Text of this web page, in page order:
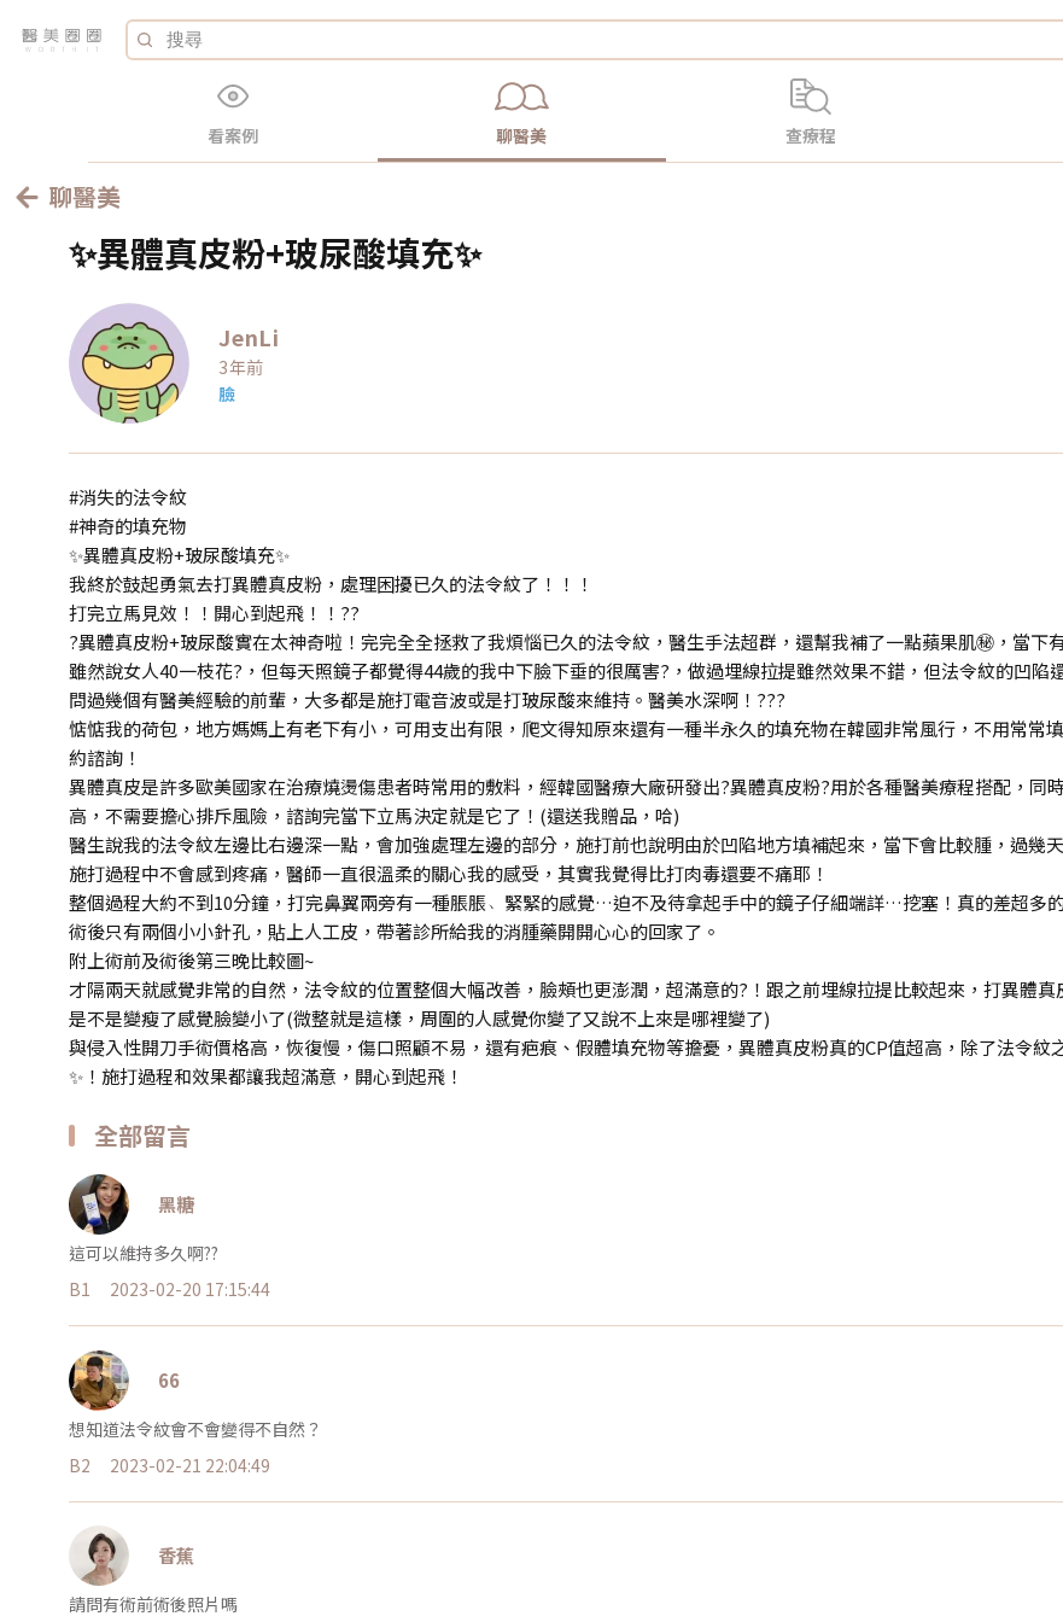
看案例 聊醫美 查療程
聊醫美
✨異體真皮粉+玻尿酸填充✨
JenLi
3年前
臉
#消失的法令紋
#神奇的填充物
✨異體真皮粉+玻尿酸填充✨
我終於鼓起勇氣去打異體真皮粉，處理困擾已久的法令紋了！！！
打完立馬見效！！開心到起飛！！??
?️異體真皮粉+玻尿酸實在太神奇啦！完完全全拯救了我煩惱已久的法令紋，醫生手法超群，還幫我補了一點蘋果肌㊙️，當下
雖然說女人40一枝花?，但每天照鏡子都覺得44歲的我中下臉下垂的很厲害?，做過埋線拉提雖然效果不錯，但法令紋的凹
問過幾個有醫美經驗的前輩，大多都是施打電音波或是打玻尿酸來維持。醫美水深啊！???
惦惦我的荷包，地方媽媽上有老下有小，可用支出有限，爬文得知原來還有一種半永久的填充物在韓國非常風行，不用常
約諮詢！
異體真皮是許多歐美國家在治療燒燙傷患者時常用的敷料，經韓國醫療大廠研發出?異體真皮粉?用於各種醫美療程搭配，
高，不需要擔心排斥風險，諮詢完當下立馬決定就是它了！(還送我贈品，哈)
醫生說我的法令紋左邊比右邊深一點，會加強處理左邊的部分，施打前也說明由於凹陷地方填補起來，當下會比較腫，過幾
施打過程中不會感到疼痛，醫師一直很溫柔的關心我的感受，其實我覺得比打肉毒還要不痛耶！
整個過程大約不到10分鐘，打完鼻翼兩旁有一種脹脹﹅緊緊的感覺…迫不及待拿起手中的鏡子仔細端詳…挖塞！真的差超多
術後只有兩個小小針孔，貼上人工皮，帶著診所給我的消腫藥開開心心的回家了。
附上術前及術後第三晚比較圖~
才隔兩天就感覺非常的自然，法令紋的位置整個大幅改善，臉頰也更澎潤，超滿意的?！跟之前埋線拉提比較起來，打異體
是不是變瘦了感覺臉變小了(微整就是這樣，周圍的人感覺你變了又說不上來是哪裡變了)
與侵入性開刀手術價格高，恢復慢，傷口照顧不易，還有疤痕、假體填充物等擔憂，異體真皮粉真的CP值超高，除了法令
✨！施打過程和效果都讓我超滿意，開心到起飛！
全部留言
黑糖
這可以維持多久啊??
B1
2023-02-20 17:15:44
66
想知道法令紋會不會變得不自然？
B2
2023-02-21 22:04:49
香蕉
請問有術前術後照片嗎